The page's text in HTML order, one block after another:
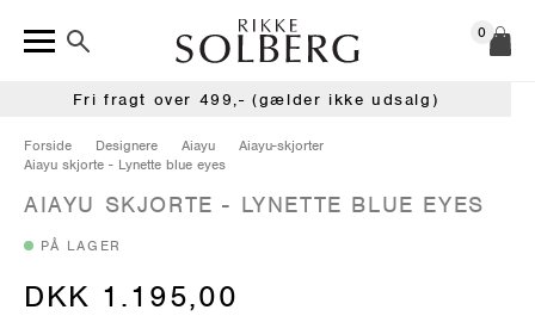
0
Fri fragt over 499,- (gælder ikke udsalg)
Forside Designere Aiayu
Aiayu-skjorter
Aiayu skjorte - Lynette blue eyes
AIAYU SKJORTE - LYNETTE BLUE EYES
PÅ LAGER
DKK 1.195,00